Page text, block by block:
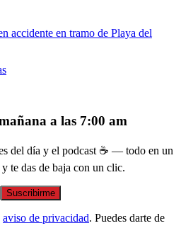
accidente en tramo de Playa del
a las 7:00 am
del día y el podcast ☕ — todo en un
te das de baja con un clic.
Suscribirme
aviso de privacidad. Puedes darte de